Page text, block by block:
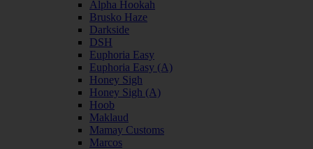
Alpha Hookah
Brusko Haze
Darkside
DSH
Euphoria Easy
Euphoria Easy (А)
Honey Sigh
Honey Sigh (А)
Hoob
Maklaud
Mamay Customs
Marcos